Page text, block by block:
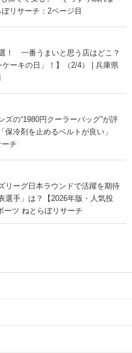
リサーチ：2ページ目
！ 一番うまいと思う店はどこ？
ケーキの日」！】（2/4） | 兵庫県
の“1980円クーラーバッグ”が評
冷剤を止めるベルトが良い」
ーチ
リーグ日本ラウンドで活躍を期待
選手」は？【2026年版・人気投
ーツ ねとらぼリサーチ